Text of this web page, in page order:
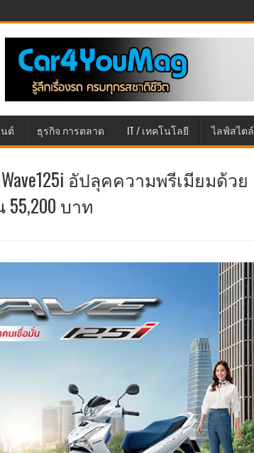
ต์ ธุรกิจ การตลาด IT / เทคโนโลยี ไลฟ์สไตล์
Wave125i อัปลุคความพรีเมียมด้วย
บาท